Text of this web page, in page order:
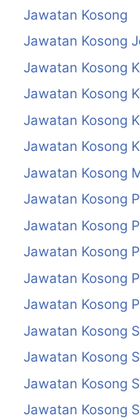
Jawatan Kosong
Jawatan Kosong
Jawatan Kosong
Jawatan Kosong
Jawatan Kosong
Jawatan Kosong
Jawatan Kosong
Jawatan Kosong
Jawatan Kosong
Jawatan Kosong
Jawatan Kosong
Jawatan Kosong
Jawatan Kosong
Jawatan Kosong
Jawatan Kosong
Jawatan Kosong